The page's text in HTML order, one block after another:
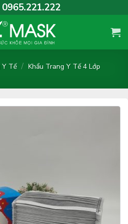
0965.221.222
Y Tế / Khẩu Trang Y Tế 4 Lớp